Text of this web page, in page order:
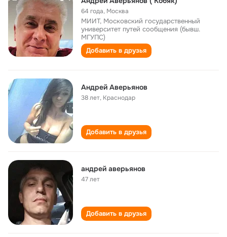
64 года, Москва
МИИТ, Московский государственный
университет путей сообщения (бывш.
МГУПС)
Добавить в друзья
Андрей Аверьянов
38 лет, Краснодар
Добавить в друзья
андрей аверьянов
47 лет
Добавить в друзья